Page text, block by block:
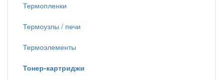
Термопленки
Термоузлы / печи
Термоэлементы
Тонер-картриджи